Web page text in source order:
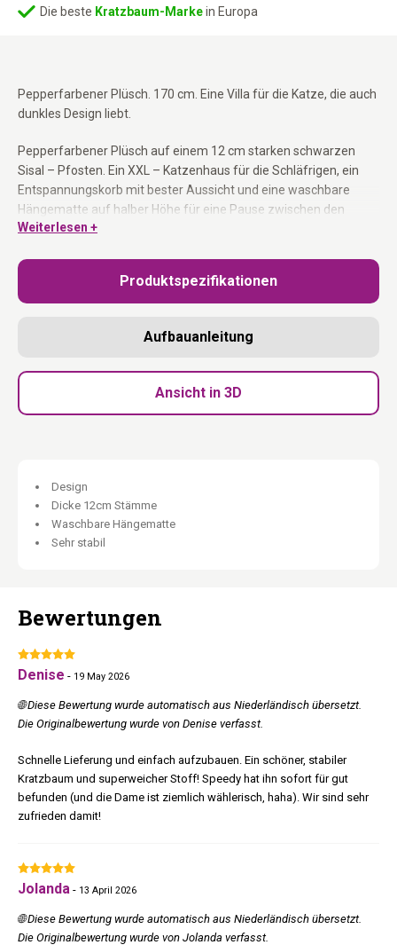
Pepperfarbener Plüsch. 170 cm. Eine Villa für die Katze, die auch
dunkles Design liebt.
Pepperfarbener Plüsch auf einem 12 cm starken schwarzen
Sisal – Pfosten. Ein XXL – Katzenhaus für die Schläfrigen, ein
Entspannungskorb mit bester Aussicht und eine waschbare
Hängematte auf halber Höhe für eine Pause zwischen den
Abenteuern. Stufen machen die oberen Ebenen auch für ältere
Reißverschluss leicht waschbar. Als Bausatz geliefert. In den
Niederlanden entworfen.
Katze, die wirklich kratzt.
für große Katzen.
Weiterlesen +
Die beste Kratzbaum-Markein Europa
Produktspezifikationen
Aufbauanleitung
Ansicht in 3D
Design
Dicke 12cm Stämme
Waschbare Hängematte
Sehr stabil
Bewertungen
Denise - 19 May 2026
🌐 Diese Bewertung wurde automatisch aus Niederländisch übersetzt.
Die Originalbewertung wurde von Denise verfasst.
Schnelle Lieferung und einfach aufzubauen. Ein schöner, stabiler
Kratzbaum und superweicher Stoff! Speedy hat ihn sofort für gut
befunden (und die Dame ist ziemlich wählerisch, haha). Wir sind sehr
zufrieden damit!
Jolanda - 13 April 2026
🌐 Diese Bewertung wurde automatisch aus Niederländisch übersetzt.
Die Originalbewertung wurde von Jolanda verfasst.